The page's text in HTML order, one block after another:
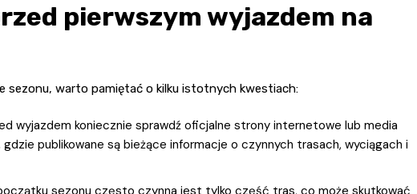
pierwszym wyjazdem na
sezonu, warto pamiętać o kilku istotnych kwestiach:
wyjazdem koniecznie sprawdź oficjalne strony internetowe lub media
publikowane są bieżące informacje o czynnych trasach, wyciągach i
sezonu często czynna jest tylko część tras, co może skutkować